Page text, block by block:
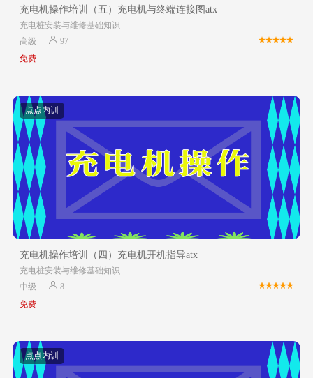
充电机操作培训（五）充电机与终端连接图atx
充电桩安装与维修基础知识
高级
97
免费
点点内训
充电机操作培训（四）充电机开机指导atx
充电桩安装与维修基础知识
中级
8
免费
点点内训